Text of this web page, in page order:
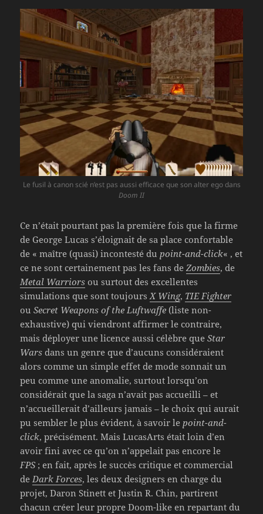
Le fusil à canon scié n’est pas aussi efficace que son alter ego dans
Doom II
Ce n’était pourtant pas la première fois que la firme
de George Lucas s’éloignait de sa place confortable
de « maître (quasi) incontesté du point-and-click« , et
ce ne sont certainement pas les fans deZombies, de
Metal Warriors ou surtout des excellentes
simulations que sont toujours X Wing, TIE Fighter
ouSecret Weapons of the Luftwaffe (liste non-
exhaustive) qui viendront affirmer le contraire,
mais déployer une licence aussi célèbre queStar
Wars dans un genre que d’aucuns considéraient
alors comme un simple effet de mode sonnait un
peu comme une anomalie, surtout lorsqu’on
considérait que la saga n’avait pas accueilli – et
n’accueillerait d’ailleurs jamais – le choix qui aurait
pu sembler le plus évident, à savoir le point-and-
click, précisément. Mais LucasArts était loin d’en
avoir fini avec ce qu’on n’appelait pas encore le
FPS; en fait, après le succès critique et commercial
de Dark Forces, les deux designers en charge du
projet, Daron Stinett et Justin R. Chin, partirent
chacun créer leur propre Doom-like en repartant du